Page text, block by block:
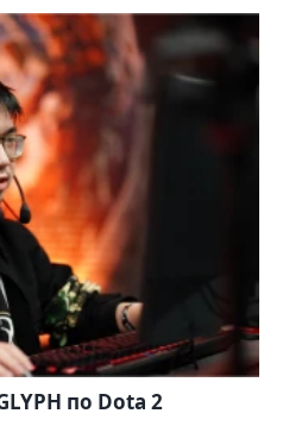
по Dota 2